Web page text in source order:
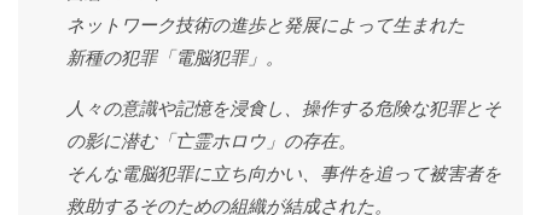
ネットワーク技術の進歩と発展によって生まれた
新種の犯罪「電脳犯罪」。
人々の意識や記憶を浸食し、操作する危険な犯罪とそ
の影に潜む「亡霊ホロウ」の存在。
そんな電脳犯罪に立ち向かい、事件を追って被害者を
救助するそのための組織が結成された。